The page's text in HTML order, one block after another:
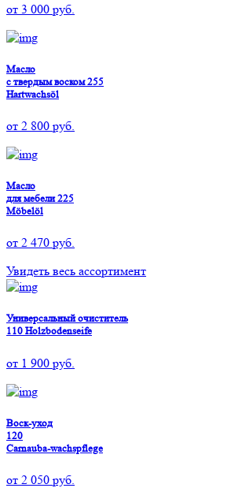
от 3 000 руб.
Масло
с твердым воском 255
Hartwachsöl
от 2 800 руб.
Масло
для мебели 225
Möbelöl
от 2 470 руб.
Увидеть весь ассортимент
Универсальный очиститель
110 Holzbodenseife
от 1 900 руб.
Воск-уход
120
Carnauba-wachspflege
от 2 050 руб.